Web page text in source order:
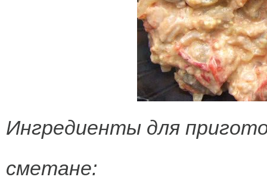
Ингредиенты для
сметане: